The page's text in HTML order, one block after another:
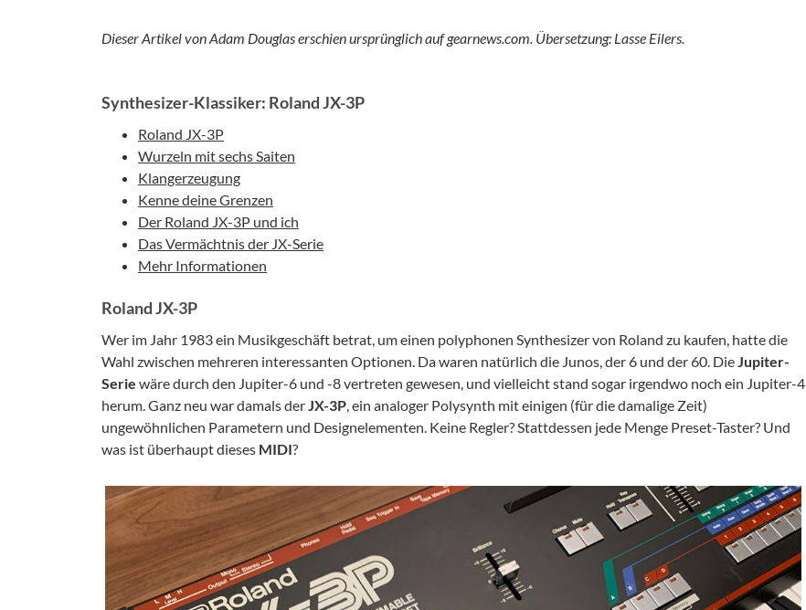
Dieser Artikel von Adam Douglas erschien ursprünglich auf gearnews.com. Übersetzung: Lasse Eilers.
Synthesizer-Klassiker: Roland JX-3P
Roland JX-3P
Wurzeln mit sechs Saiten
Klangerzeugung
Kenne deine Grenzen
Der Roland JX-3P und ich
Das Vermächtnis der JX-Serie
Mehr Informationen
Roland JX-3P
Wer im Jahr 1983 ein Musikgeschäft betrat, um einen polyphonen Synthesizer von Roland zu kaufen, hatte die
Wahl zwischen mehreren interessanten Optionen. Da waren natürlich die Junos, der 6 und der 60. DieJupiter-
Serie wäre durch den Jupiter-6 und -8 vertreten gewesen, und vielleicht stand sogar irgendwo noch ein Jupiter-4
herum. Ganz neu war damals derJX-3P, ein analoger Polysynth mit einigen (für die damalige Zeit)
ungewöhnlichen Parametern und Designelementen. Keine Regler? Stattdessen jede Menge Preset-Taster? Und
was ist überhaupt dieses MIDI?